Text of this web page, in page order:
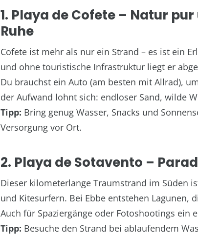
1. Playa de Cofete – Natur
Ruhe
Cofete ist mehr als nur ein Strand – es ist ein
und ohne touristische Infrastruktur liegt er
Du brauchst ein Auto (am besten mit Allrad),
der Aufwand lohnt sich: endloser Sand, wilde
Tipp: Bring genug Wasser, Snacks und
Versorgung vor Ort.
2. Playa de Sotavento –
Dieser kilometerlange Traumstrand im Süden
und Kitesurfern. Bei Ebbe entstehen Lagunen,
Auch für Spaziergänge oder Fotoshootings ein
Tipp: Besuche den Strand bei ablaufendem